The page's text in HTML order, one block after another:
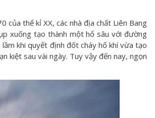
của thế kỉ XX, các nhà địa chất Liên Bang
xuống tạo thành một hố sâu với đường
khi quyết định đốt cháy hố khí vừa tạo
kiệt sau vài ngày. Tuy vậy đến nay, ngọn